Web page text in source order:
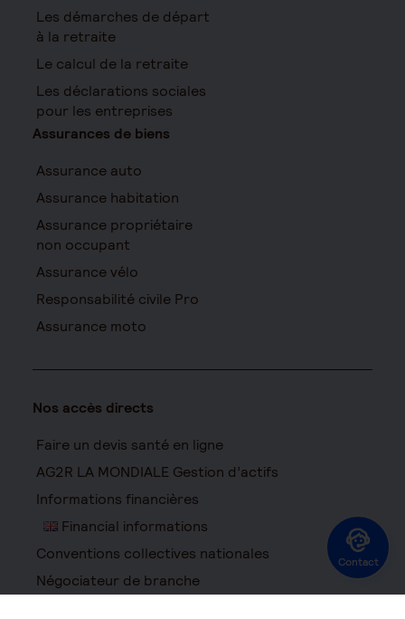
Contact
Les démarches de départ
à la retraite
Le calcul de la retraite
Les déclarations sociales
pour les entreprises
Assurances de biens
Assurance auto
Assurance habitation
Assurance propriétaire
non occupant
Assurance vélo
Responsabilité civile Pro
Assurance moto
Nos accès directs
Faire un devis santé en ligne
AG2R LA MONDIALE Gestion d’actifs
Informations financières
Financial informations
Conventions collectives nationales
Négociateur de branche